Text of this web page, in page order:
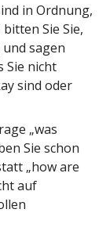
in Ordnung,
Sie Sie,
sagen
Sie nicht
sind oder
„was
Sie schon
„how are
auf